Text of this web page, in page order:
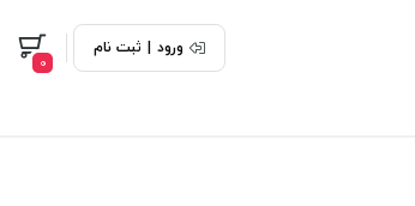
ورود | ثبت نام
0